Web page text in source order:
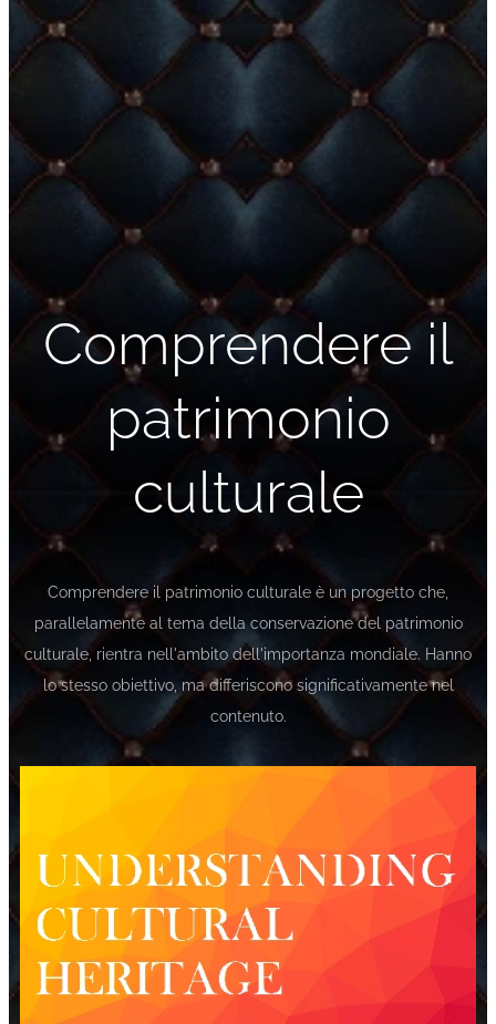
Comprendere il
patrimonio
culturale
Comprendere il patrimonio culturale è un progetto che,
parallelamente al tema della conservazione del patrimonio
culturale, rientra nell'ambito dell'importanza mondiale. Hanno
lo stesso obiettivo, ma differiscono significativamente nel
contenuto.